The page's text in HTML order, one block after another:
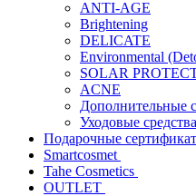
ANTI-AGE
Brightening
DELICATE
Environmental
SOLAR
АCNE
Дополнительные
Уходовые средства
Подарочные
Smartcosmet
Tahe Cosmetics
OUTLET